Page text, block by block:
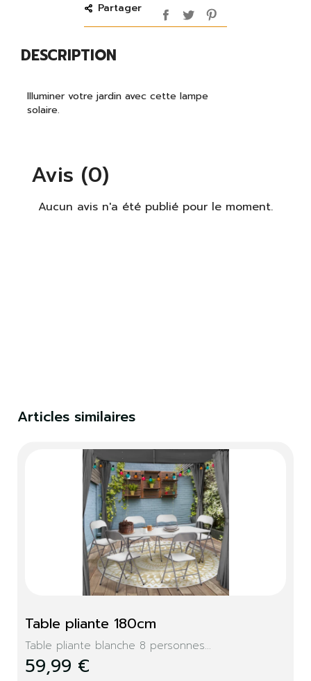
DESCRIPTION
Illuminer votre jardin avec cette lampe
solaire.
Partager
Avis (0)
Aucun avis n'a été publié pour le moment.
Articles similaires
Table pliante 180cm
Table pliante blanche 8 personnes...
59,99 €